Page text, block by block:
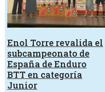
Enol Torre revalida el
subcampeonato de
España de Enduro
BTT en categoría
Junior